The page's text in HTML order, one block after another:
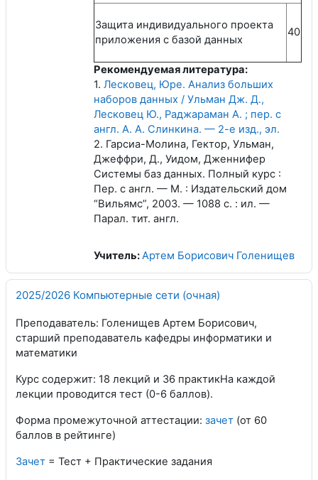
Защита индивидуального проекта
приложения с базой данных
40
Рекомендуемая литература:
1. Лесковец, Юре. Анализ больших
наборов данных / Ульман Дж. Д.,
Лесковец Ю., Раджараман А. ; пер. с
англ. А. А. Слинкина. — 2-е изд., эл.
2. Гарсиа-Молина, Гектор, Ульман,
Джеффри, Д., Уидом, Дженнифер
Системы баз данных. Полный курс :
Пер. с англ. — М. : Издательский дом
“Вильямс”, 2003. — 1088 с. : ил. —
Парал. тит. англ.
Учитель:Артем Борисович Голенищев
2025/2026 Компьютерные сети (очная)
Преподаватель: Голенищев Артем Борисович,
старший преподаватель кафедры информатики и
математики
Курс содержит: 18 лекций и 36 практикНа каждой
лекции проводится тест (0-6 баллов).
Форма промежуточной аттестации: зачет (от 60
баллов в рейтинге)
Зачет = Тест + Практические задания